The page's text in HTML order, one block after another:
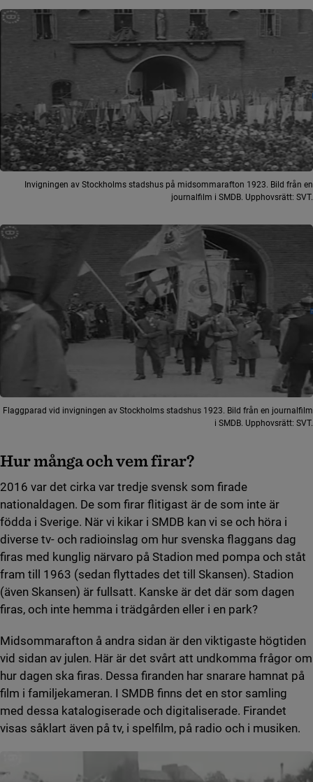
Invigningen av Stockholms stadshus på midsommarafton 1923. Bild från en
journalfilm i SMDB. Upphovsrätt: SVT.
Flaggparad vid invigningen av Stockholms stadshus 1923. Bild från en journalfilm
i SMDB. Upphovsrätt: SVT.
Hur många och vem firar?
2016 var det cirka var tredje svensk som firade
nationaldagen. De som firar flitigast är de som inte är
födda i Sverige. När vi kikar i SMDB kan vi se och höra i
diverse tv- och radioinslag om hur svenska flaggans dag
firas med kunglig närvaro på Stadion med pompa och ståt
fram till 1963 (sedan flyttades det till Skansen). Stadion
(även Skansen) är fullsatt. Kanske är det där som dagen
firas, och inte hemma i trädgården eller i en park?
Midsommarafton å andra sidan är den viktigaste högtiden
vid sidan av julen. Här är det svårt att undkomma frågor om
hur dagen ska firas. Dessa firanden har snarare hamnat på
film i familjekameran. I SMDB finns det en stor samling
med dessa katalogiserade och digitaliserade. Firandet
visas såklart även på tv, i spelfilm, på radio och i musiken.